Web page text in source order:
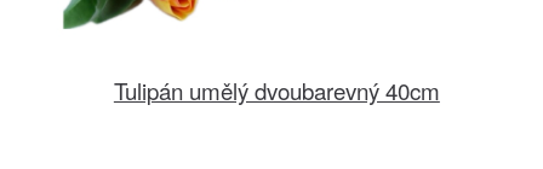
Tulipán umělý dvoubarevný 40cm